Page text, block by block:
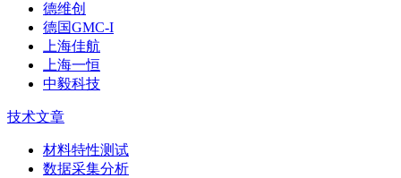
德维创
德国GMC-I
上海佳航
上海一恒
中毅科技
技术文章
材料特性测试
数据采集分析